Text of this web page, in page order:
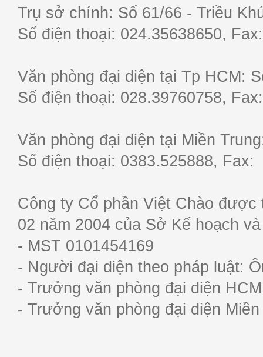
Trụ sở chính: Số 61/66 - Triều
Số điện thoại: 024.35638650,
Văn phòng đại diện tại Tp HCM:
Số điện thoại: 028.39760758,
Văn phòng đại diện tại Miền
Số điện thoại: 0383.525888,
Công ty Cổ phần Việt Chào được
02 năm 2004 của Sở Kế hoạch
- MST 0101454169
- Người đại diện theo pháp luật:
- Trưởng văn phòng đại diện
- Trưởng văn phòng đại diện